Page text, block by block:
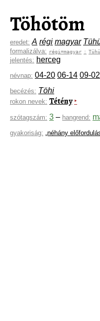
Töhötöm
eredet: A régi magyar
formalizálva: régi=magyar :
jelentés: herceg
névnap: 04-20 06-14 09-02
becézés: Töhi
rokon nevek: Tétény ‣
szótagszám: 3 – hangrend:
gyakoriság: „néhány